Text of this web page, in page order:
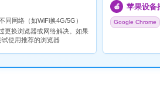
同网络（如WiFi换4G/5G）
更换浏览器或网络解决。如果
试使用推荐的浏览器
🍎 苹果设备
Google Chrome